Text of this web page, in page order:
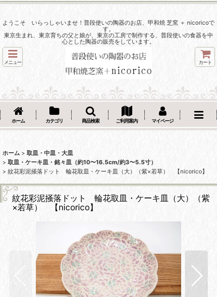
ようこそ いらっしゃいませ！普段使いの陶器のお店、甲和焼 芝窯 ＋ nicoricoで
す。
東京生まれ、東京育ちの父と娘が、東京の工房で制作する、普段使いの食器を中
心とした陶器の販売をしています。
メニュー カート
ホーム カテゴリ 商品検索 ご利用案内 マイページ
ホーム > 取皿・中皿・大皿
> 取皿・ケーキ皿・銘々皿（約10〜16.5cm/約3〜5.5寸）
> 紋花彩泥掻落ドット 輪花取皿・ケーキ皿（大）（紫×若草） 【nicorico】
紋花彩泥掻落ドット 輪花取皿・ケーキ皿（大）（紫
×若草） 【nicorico】